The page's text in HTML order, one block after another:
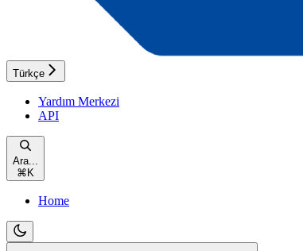
Türkçe
Yardım Merkezi
API
Ara...
⌘ K
Home